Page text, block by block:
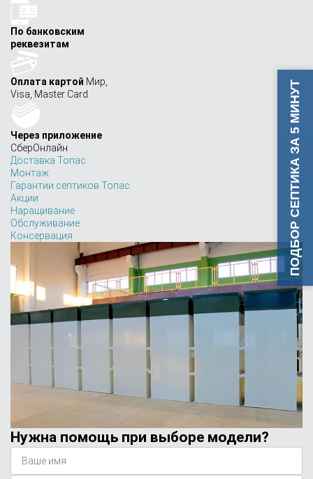
По банковским
реквезитам
Оплата картой Мир,
Visa, Master Card
Через приложение
СберОнлайн
Доставка Топас
Монтаж
Гарантии септиков Топас
Акции
Наращивание
Обслуживание
Консервация
Нужна помощь при выборе модели?
ПОДБОР СЕПТИКА ЗА 5 МИНУТ